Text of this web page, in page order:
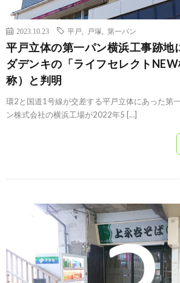
2023.10.23 平戸 戸塚 第一パン
平戸立体の第一パン横浜工事跡地
ダデンキの「ライフセレクト
称）と判明
環2と国道1号線が交差する平戸立体にあった第
ン株式会社の横浜工場が2022年5 […]